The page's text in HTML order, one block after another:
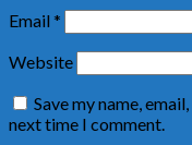
Email*
Website
Save my name,
next time I comment.